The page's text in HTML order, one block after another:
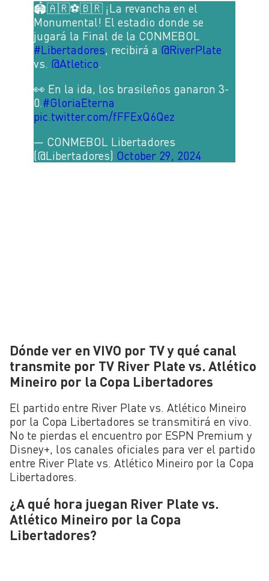
🏟️🇦🇷⚽🇧🇷 ¡La revancha en el
Monumental! El estadio donde se
jugará la Final de la CONMEBOL
#Libertadores, recibirá a @RiverPlate
vs. @Atletico.
👀 En la ida, los brasileños ganaron 3-
0.#GloriaEterna
pic.twitter.com/fFFExQ6Qez
— CONMEBOL Libertadores
(@Libertadores) October 29, 2024
Dónde ver en VIVO por TV y qué canal
transmite por TV River Plate vs. Atlético
Mineiro por la Copa Libertadores
El partido entre River Plate vs. Atlético Mineiro
por la Copa Libertadores se transmitirá en vivo.
No te pierdas el encuentro por ESPN Premium y
Disney+, los canales oficiales para ver el partido
entre River Plate vs. Atlético Mineiro por la Copa
Libertadores.
¿A qué hora juegan River Plate vs.
Atlético Mineiro por la Copa
Libertadores?